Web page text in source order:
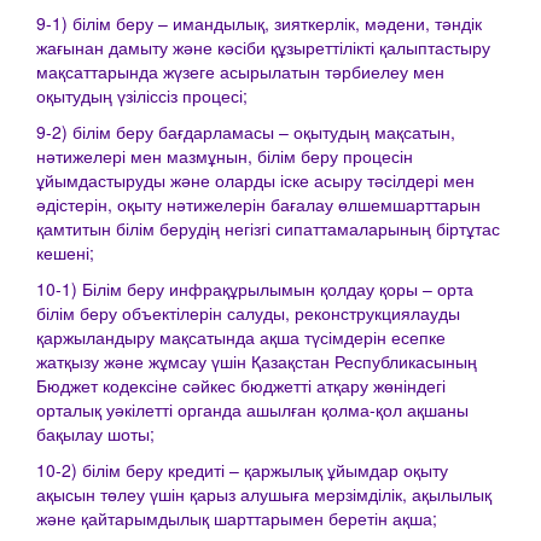
9-1) білім беру – имандылық, зияткерлік, мәдени, тәндік
жағынан дамыту және кәсіби құзыреттілікті қалыптастыру
мақсаттарында жүзеге асырылатын тәрбиелеу мен
оқытудың үзіліссіз процесі;
9-2) білім беру бағдарламасы – оқытудың мақсатын,
нәтижелері мен мазмұнын, білім беру процесін
ұйымдастыруды және оларды іске асыру тәсілдері мен
әдістерін, оқыту нәтижелерін бағалау өлшемшарттарын
қамтитын білім берудің негізгі сипаттамаларының біртұтас
кешені;
10-1) Білім беру инфрақұрылымын қолдау қоры – орта
білім беру объектілерін салуды, реконструкциялауды
қаржыландыру мақсатында ақша түсімдерін есепке
жатқызу және жұмсау үшін Қазақстан Республикасының
Бюджет кодексіне сәйкес бюджетті атқару жөніндегі
орталық уәкілетті органда ашылған қолма-қол ақшаны
бақылау шоты;
10-2) білім беру кредиті – қаржылық ұйымдар оқыту
ақысын төлеу үшін қарыз алушыға мерзімділік, ақылылық
және қайтарымдылық шарттарымен беретін ақша;